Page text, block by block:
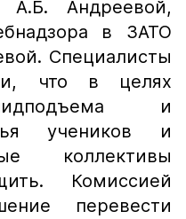
А.Б. Андреевой,
в ЗАТО
Специалисты
что в целях
и
учеников и
коллективы
Комиссией
перевести